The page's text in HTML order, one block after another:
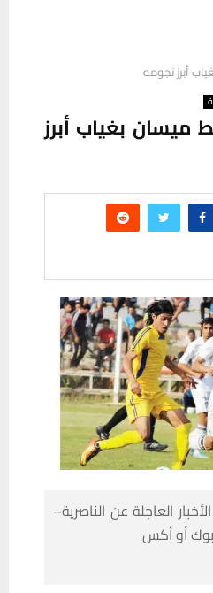
أبرز نجومه
ميسان بغياب أبرز
العاجلة عن الناصرية–
أو أكس